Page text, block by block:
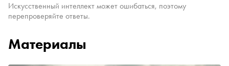
Искусственный интеллект может ошибаться, поэтому
перепроверяйте ответы.
Материалы